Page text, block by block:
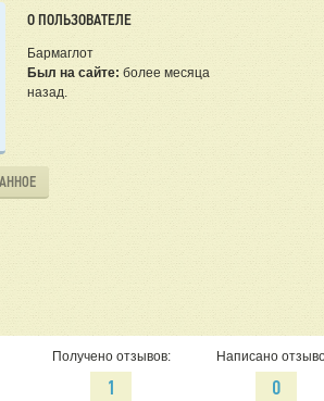
О ПОЛЬЗОВАТЕЛЕ
Бармаглот
Был на сайте: более месяца
назад.
Получено отзывов:
1
Написано
0